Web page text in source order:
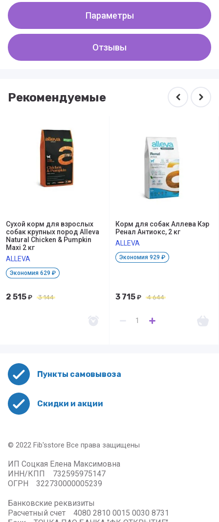
Параметры
Отзывы
Рекомендуемые
Сухой корм для взрослых
собак крупных пород Alleva
Natural Chicken & Pumpkin
Maxi 2 кг
ALLEVA
Экономия 629 ₽
2 515 ₽ 3 144
Корм для собак Аллева Кэр
Ренал Антиокс, 2 кг
ALLEVA
Экономия 929 ₽
3 715 ₽ 4 644
Пункты самовывоза
Скидки и акции
© 2022 Fib'sstore Все права защищены
ИП Соцкая Елена Максимовна
ИНН/КПП 732595975147
ОГРН 322730000005239
Банковские реквизиты
Расчетный счет 4080 2810 0015 0030 8731